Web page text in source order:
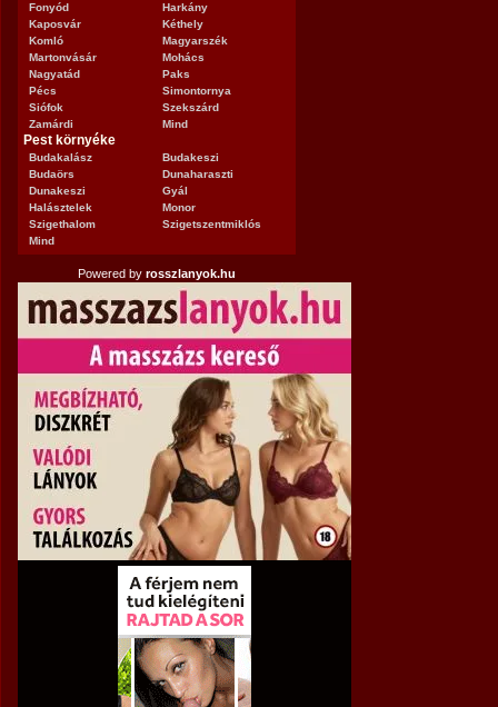
Fonyód
Harkány
Kaposvár
Kéthely
Komló
Magyarszék
Martonvásár
Mohács
Nagyatád
Paks
Pécs
Simontornya
Siófok
Szekszárd
Zamárdi
Mind
Pest környéke
Budakalász
Budakeszi
Budaörs
Dunaharaszti
Dunakeszi
Gyál
Halásztelek
Monor
Szigethalom
Szigetszentmiklós
Mind
Powered by rosszlanyok.hu